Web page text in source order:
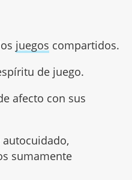
juegos compartidos.
de juego.
afecto con sus
sumamente